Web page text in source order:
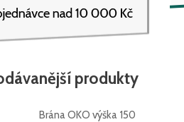
produkty
Brána OKO výška 150